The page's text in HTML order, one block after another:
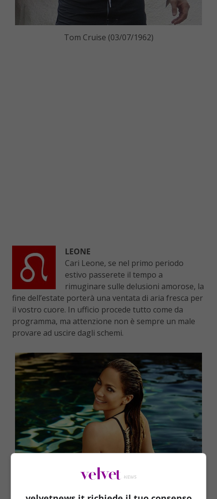
Tom Cruise (03/07/1962)
LEONE
Cari Leone, se nel primo periodo
estivo passerete il tempo a
rimuginare sulle delusioni amorose, la
fine dell’estate porterà una ventata di aria fresca per
il vostro cuore. In ufficio procede tutto come da
programma, ma attenzione non è sempre un male
provare ad uscire dagli schemi.